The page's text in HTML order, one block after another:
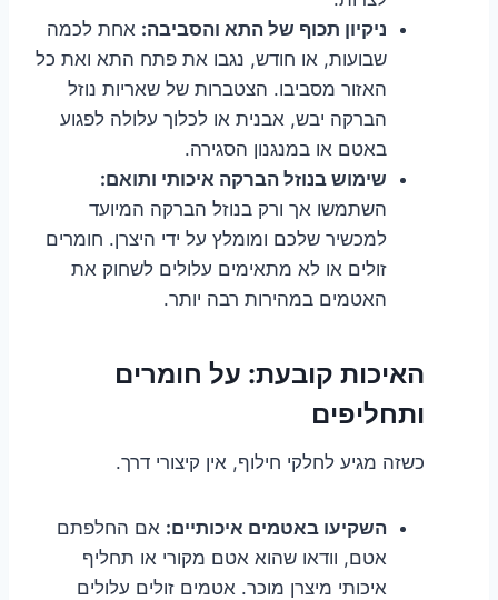
ניקיון תכוף של התא והסביבה: אחת לכמה
שבועות, או חודש, נגבו את פתח התא ואת כל
האזור מסביבו. הצטברות של שאריות נוזל
הברקה יבש, אבנית או לכלוך עלולה לפגוע
באטם או במנגנון הסגירה.
שימוש בנוזל הברקה איכותי ותואם:
השתמשו אך ורק בנוזל הברקה המיועד
למכשיר שלכם ומומלץ על ידי היצרן. חומרים
זולים או לא מתאימים עלולים לשחוק את
האטמים במהירות רבה יותר.
האיכות קובעת: על חומרים
ותחליפים
כשזה מגיע לחלקי חילוף, אין קיצורי דרך.
השקיעו באטמים איכותיים: אם החלפתם
אטם, וודאו שהוא אטם מקורי או תחליף
איכותי מיצרן מוכר. אטמים זולים עלולים